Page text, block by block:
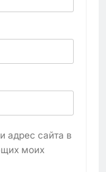
адрес сайта в
моих